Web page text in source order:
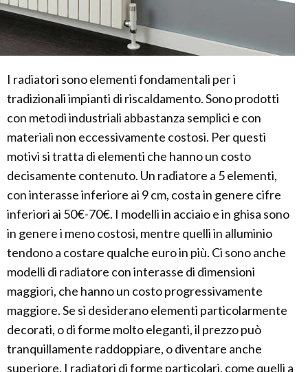
I radiatori sono elementi fondamentali per i
tradizionali impianti di riscaldamento. Sono prodotti
con metodi industriali abbastanza semplici e con
materiali non eccessivamente costosi. Per questi
motivi si tratta di elementi che hanno un costo
decisamente contenuto. Un radiatore a 5 elementi,
con interasse inferiore ai 9 cm, costa in genere cifre
inferiori ai 50€-70€. I modelli in acciaio e in ghisa sono
in genere i meno costosi, mentre quelli in alluminio
tendono a costare qualche euro in più. Ci sono anche
modelli di radiatore con interasse di dimensioni
maggiori, che hanno un costo progressivamente
maggiore. Se si desiderano elementi particolarmente
decorati, o di forme molto eleganti, il prezzo può
tranquillamente raddoppiare, o diventare anche
superiore. I radiatori di forme particolari, come quelli a